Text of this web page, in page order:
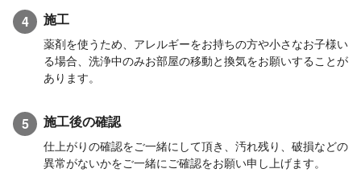
4 施工
薬剤を使うため、アレルギーをお持ちの方や小さなお子様い
る場合、洗浄中のみお部屋の移動と換気をお願いすることが
あります。
5 施工後の確認
仕上がりの確認をご一緒にして頂き、汚れ残り、破損などの
異常がないかをご一緒にご確認をお願い申し上げます。